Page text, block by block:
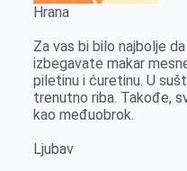
Hrana
Za vas bi bilo najbolje
izbegavate makar
piletinu i ćuretinu. U
trenutno riba. Takođe,
kao međuobrok.
Ljubav